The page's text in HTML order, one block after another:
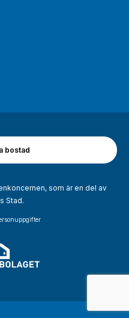
bostad
som är en del av
Stad.